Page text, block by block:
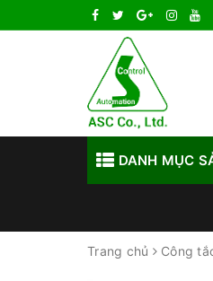
DANH MỤC
Trang chủ Công